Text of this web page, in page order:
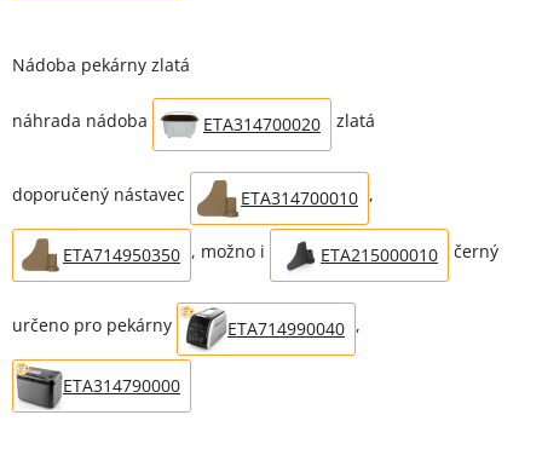
Nádoba pekárny zlatá
náhrada nádoba ETA314700020 zlatá
doporučený nástavec ETA314700010 ,
ETA714950350 , možno i ETA215000010 černý
určeno pro pekárny ETA714990040 ,
ETA314790000